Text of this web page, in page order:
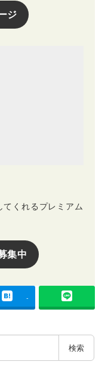
ジ
くれるプレミアム
集中
-
検索